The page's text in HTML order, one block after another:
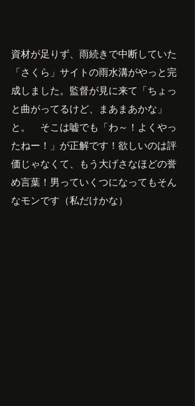
資材が足りず、雨続きで中断していた
「さくら」サイトの雨水溝がやっと完
成しました。監督が見に来て「ちょっ
と曲がってるけど、まあまあかな」
と。　そこは嘘でも「わ～！よくやっ
たねー！」が正解です！欲しいのは評
価じゃなくて、もう大げさなほどの誉
め言葉！男っていくつになってもそん
なモンです（私だけかな）